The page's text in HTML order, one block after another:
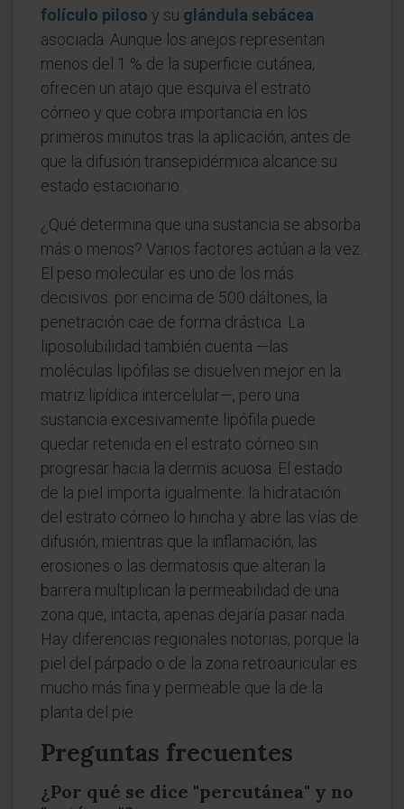
folículo piloso y su glándula sebácea
asociada. Aunque los anejos representan
menos del 1 % de la superficie cutánea,
ofrecen un atajo que esquiva el estrato
córneo y que cobra importancia en los
primeros minutos tras la aplicación, antes de
que la difusión transepidérmica alcance su
estado estacionario.
¿Qué determina que una sustancia se absorba
más o menos? Varios factores actúan a la vez.
El peso molecular es uno de los más
decisivos: por encima de 500 dáltones, la
penetración cae de forma drástica. La
liposolubilidad también cuenta —las
moléculas lipófilas se disuelven mejor en la
matriz lipídica intercelular—, pero una
sustancia excesivamente lipófila puede
quedar retenida en el estrato córneo sin
progresar hacia la dermis acuosa. El estado
de la piel importa igualmente: la hidratación
del estrato córneo lo hincha y abre las vías de
difusión, mientras que la inflamación, las
erosiones o las dermatosis que alteran la
barrera multiplican la permeabilidad de una
zona que, intacta, apenas dejaría pasar nada.
Hay diferencias regionales notorias, porque la
piel del párpado o de la zona retroauricular es
mucho más fina y permeable que la de la
planta del pie.
Preguntas frecuentes
¿Por qué se dice "percutánea" y no